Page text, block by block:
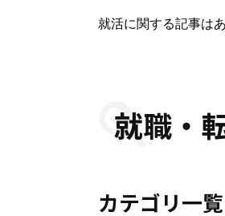
就活に関する記事は
就職・
カテゴリ一覧